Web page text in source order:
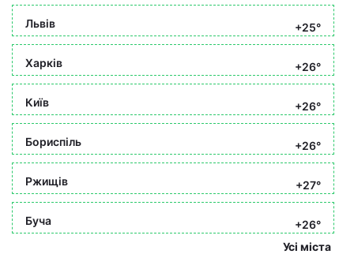
Львів +25°
Харків +26°
Київ +26°
Бориспіль +26°
Ржищів +27°
Буча
+26°
Усі міста